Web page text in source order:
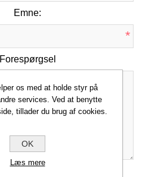
Emne:
*
Forespørgsel
os med at holde styr på
services. Ved at benytte
tillader du brug af cookies.
OK
Læs mere